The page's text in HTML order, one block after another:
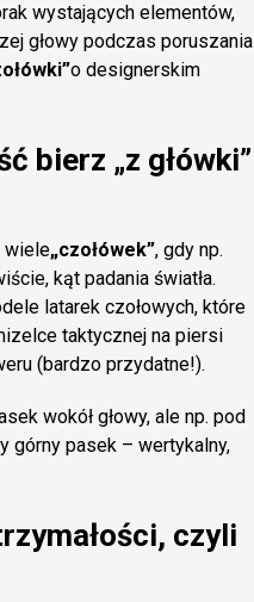
wystających elementów,
głowy podczas poruszania
o designerskim
bierz „z główki”
wiele„czołówek”, gdy np.
kąt padania światła.
latarek czołowych, które
taktycznej na piersi
(bardzo przydatne!).
wokół głowy, ale np. pod
górny pasek – wertykalny,
czyli